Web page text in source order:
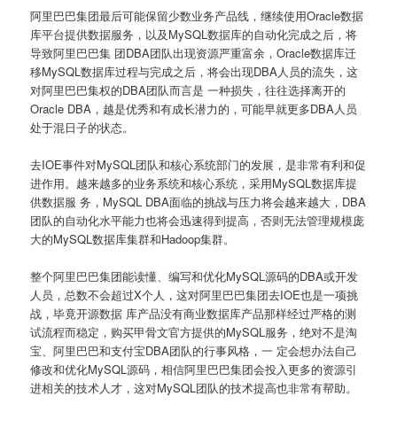
阿里巴巴集团最后可能保留少数业务产品线，继续使用Oracle数据
库平台提供数据服务，以及MySQL数据库的自动化完成之后，将
导致阿里巴巴集 团DBA团队出现资源严重富余，Oracle数据库迁
移MySQL数据库过程与完成之后，将会出现DBA人员的流失，这
对阿里巴巴集权的DBA团队而言是 一种损失，往往选择离开的
Oracle DBA，越是优秀和有成长潜力的，可能早就更多DBA人员
处于混日子的状态。
去IOE事件对MySQL团队和核心系统部门的发展，是非常有利和促
进作用。越来越多的业务系统和核心系统，采用MySQL数据库提
供数据服 务，MySQL DBA面临的挑战与压力将会越来越大，DBA
团队的自动化水平能力也将会迅速得到提高，否则无法管理规模庞
大的MySQL数据库集群和Hadoop集群。
整个阿里巴巴集团能读懂、编写和优化MySQL源码的DBA或开发
人员，总数不会超过X个人，这对阿里巴巴集团去IOE也是一项挑
战，毕竟开源数据 库产品没有商业数据库产品那样经过严格的测
试流程而稳定，购买甲骨文官方提供的MySQL服务，绝对不是淘
宝、阿里巴巴和支付宝DBA团队的行事风格，一 定会想办法自己
修改和优化MySQL源码，相信阿里巴巴集团会投入更多的资源引
进相关的技术人才，这对MySQL团队的技术提高也非常有帮助。